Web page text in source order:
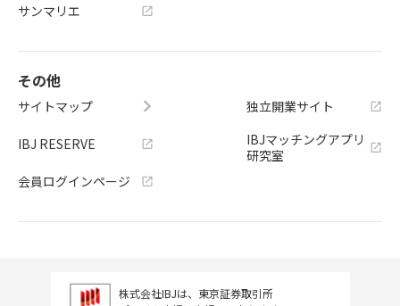
サンマリエ
その他
サイトマップ
IBJ RESERVE
会員ログインページ
独立開業サイト
IBJマッチングアプリ
研究室
株式会社IBJは、東京証券取引所